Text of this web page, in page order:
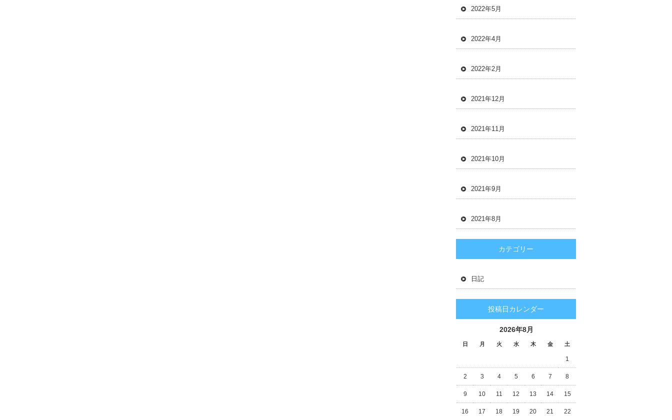
2022年5月
2022年4月
2022年2月
2021年12月
2021年11月
2021年10月
2021年9月
2021年8月
カテゴリー
日記
投稿日カレンダー
2026年8月
日 月 火 水 木 金 土
1
2 3 4 5 6 7 8
9 10 11 12 13 14 15
16 17 18 19 20 21 22